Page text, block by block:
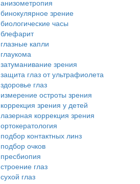
анизометропия
бинокулярное зрение
биологические часы
блефарит
глазные капли
глаукома
затуманивание зрения
защита глаз от ультрафиолета
здоровье глаз
измерение остроты зрения
коррекция зрения у детей
лазерная коррекция зрения
ортокератология
подбор контактных линз
подбор очков
пресбиопия
строение глаз
сухой глаз